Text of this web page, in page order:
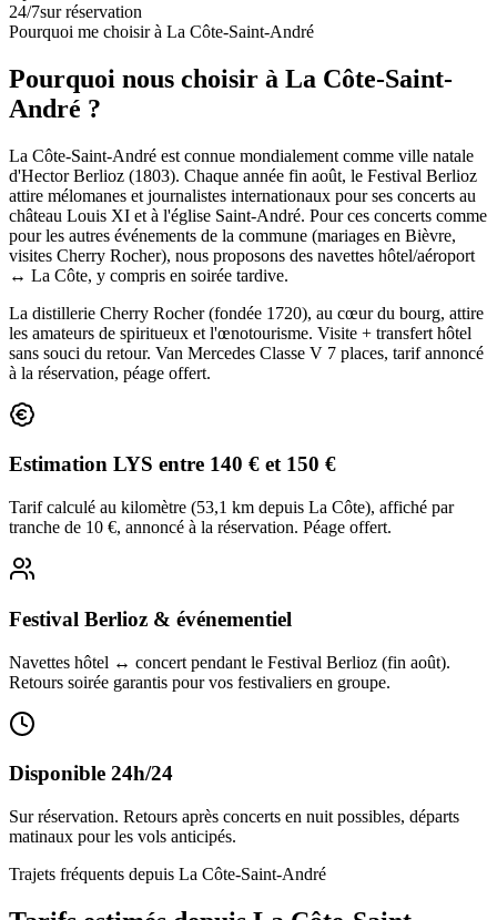
24/7sur réservation
Pourquoi me choisir à La Côte-Saint-André
Pourquoi nous choisir à La Côte-Saint-
André ?
La Côte-Saint-André est connue mondialement comme ville natale
d'Hector Berlioz (1803). Chaque année fin août, le Festival Berlioz
attire mélomanes et journalistes internationaux pour ses concerts au
château Louis XI et à l'église Saint-André. Pour ces concerts comme
pour les autres événements de la commune (mariages en Bièvre,
visites Cherry Rocher), nous proposons des navettes hôtel/aéroport
↔ La Côte, y compris en soirée tardive.
La distillerie Cherry Rocher (fondée 1720), au cœur du bourg, attire
les amateurs de spiritueux et l'œnotourisme. Visite + transfert hôtel
sans souci du retour. Van Mercedes Classe V 7 places, tarif annoncé
à la réservation, péage offert.
Estimation LYS entre 140 € et 150 €
Tarif calculé au kilomètre (53,1 km depuis La Côte), affiché par
tranche de 10 €, annoncé à la réservation. Péage offert.
Festival Berlioz & événementiel
Navettes hôtel ↔ concert pendant le Festival Berlioz (fin août).
Retours soirée garantis pour vos festivaliers en groupe.
Disponible 24h/24
Sur réservation. Retours après concerts en nuit possibles, départs
matinaux pour les vols anticipés.
Trajets fréquents depuis La Côte-Saint-André